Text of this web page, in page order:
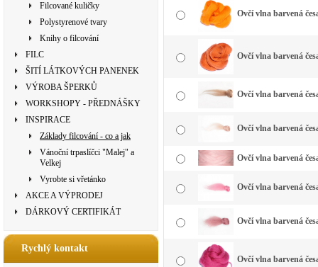
Filcované kuličky
Polystyrenové tvary
Knihy o filcování
FILC
ŠITÍ LÁTKOVÝCH PANENEK
VÝROBA ŠPERKŮ
WORKSHOPY - PŘEDNÁŠKY
INSPIRACE
Základy filcování - co a jak
Vánoční trpaslíčci "Malej" a
Velkej
Vyrobte si vřetánko
AKCE A VÝPRODEJ
DÁRKOVÝ CERTIFIKÁT
Rychlý kontakt
Ovčí vlna barvená
Ovčí vlna barvená
Ovčí vlna barvená
Ovčí vlna barvená
Ovčí vlna barvená
Ovčí vlna barvená
Ovčí vlna barvená
Ovčí vlna barvená